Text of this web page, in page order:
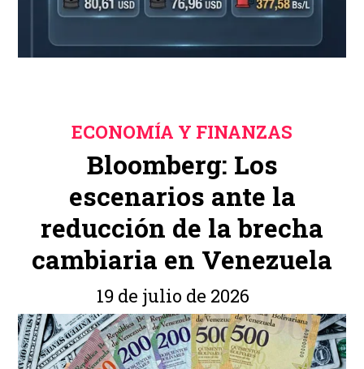
Bloomberg: Los
escenarios ante la
reducción de la brecha
cambiaria en Venezuela
ECONOMÍA Y FINANZAS
19 de julio de 2026